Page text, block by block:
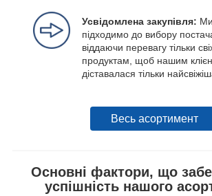
Усвідомлена закупівля:
підходимо до вибору
віддаючи перевагу тільки
продуктам, щоб нашим
діставалася тільки
Весь асортимент
Основні фактори, що
успішність нашого